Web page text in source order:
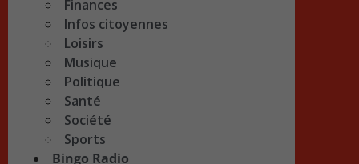
Finances
Infos citoyennes
Loisirs
Musique
Politique
Santé
Société
Sports
Bingo Radio